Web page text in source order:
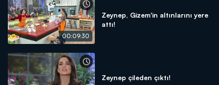
00:09:30
Zeynep, Gizem'in altınlarını yere
attı!
Zeynep çileden çıktı!